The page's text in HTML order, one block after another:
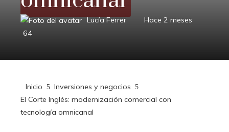
Lucía Ferrer
Hace 2 meses
64
Inicio
Inversiones y negocios
El Corte Inglés: modernización comercial con
tecnología omnicanal